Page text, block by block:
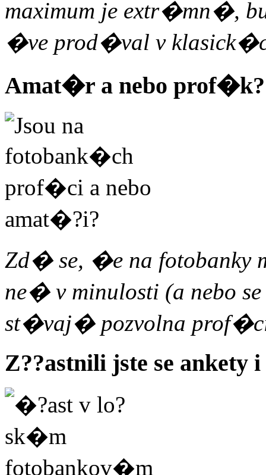
maximum je extr�mn�,
�ve prod�val v
Amat�r a nebo prof�k?
Zd� se, �e na
ne� v minulosti (a nebo
st�vaj� pozvolna
Z??astnili jste se ankety